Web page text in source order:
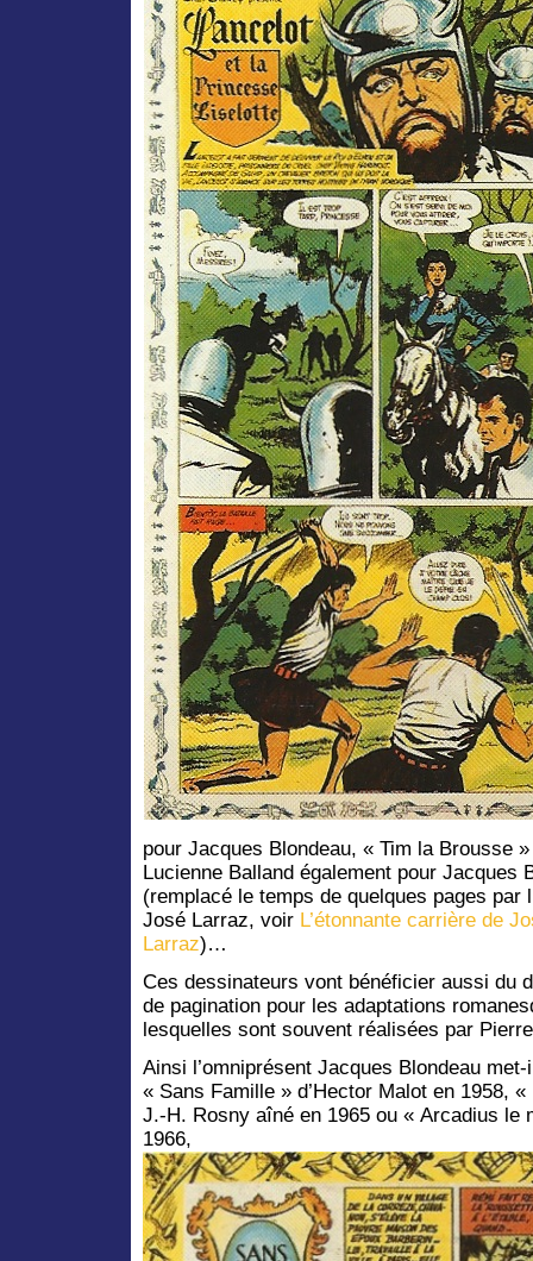
pour Jacques Blondeau, « Tim la Brousse
Lucienne Balland également pour Jacques
(remplacé le temps de quelques pages par
José Larraz, voir L’étonnante carrière de
Larraz)…
Ces dessinateurs vont bénéficier aussi du
de pagination pour les adaptations
lesquelles sont souvent réalisées par
Ainsi l’omniprésent Jacques Blondeau
« Sans Famille » d’Hector Malot en 1958,
J.-H. Rosny aîné en 1965 ou « Arcadius le
1966,